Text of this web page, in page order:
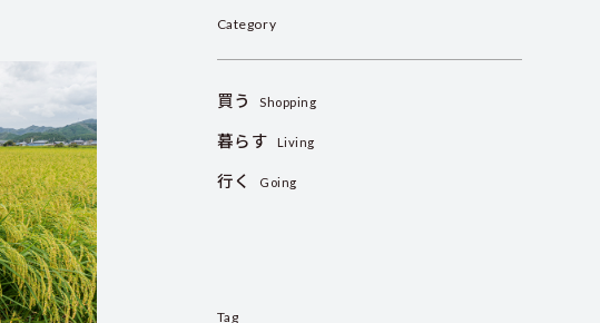
Category
買う Shopping
暮らす Living
行く Going
Tag